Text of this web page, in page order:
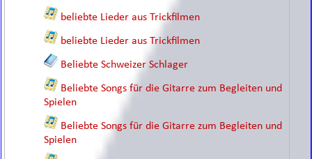
beliebte Lieder aus Trickfilmen
beliebte Lieder aus Trickfilmen
Beliebte Schweizer Schlager
Beliebte Songs für die Gitarre zum Begleiten und
Spielen
Beliebte Songs für die Gitarre zum Begleiten und
Spielen